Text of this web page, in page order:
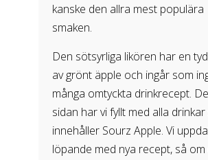
kanske den allra mest populära
smaken.
Den sötsyrliga likören har en
av grönt äpple och ingår som
många omtyckta drinkrecept.
sidan har vi fyllt med alla
innehåller Sourz Apple. Vi
löpande med nya recept, så